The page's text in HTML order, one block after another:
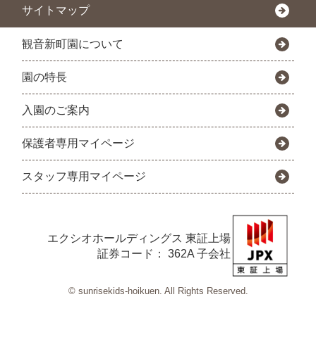
サイトマップ
観音新町園について
園の特長
入園のご案内
保護者専用マイページ
スタッフ専用マイページ
エクシオホールディングス 東証上場
証券コード： 362A 子会社
© sunrisekids-hoikuen. All Rights Reserved.